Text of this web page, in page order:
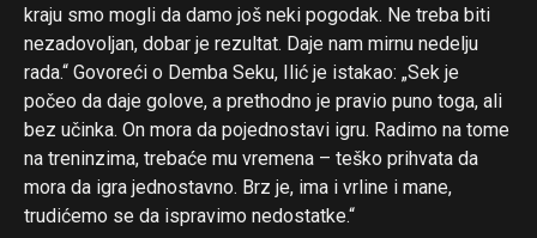
kraju smo mogli da damo još neki pogodak. Ne treba biti
nezadovoljan, dobar je rezultat. Daje nam mirnu nedelju
rada.“ Govoreći o Demba Seku, Ilić je istakao: „Sek je
počeo da daje golove, a prethodno je pravio puno toga, ali
bez učinka. On mora da pojednostavi igru. Radimo na tome
na treninzima, trebaće mu vremena – teško prihvata da
mora da igra jednostavno. Brz je, ima i vrline i mane,
trudićemo se da ispravimo nedostatke.“